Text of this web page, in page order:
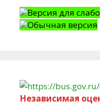
Версия для
Обычная версия
Независимая